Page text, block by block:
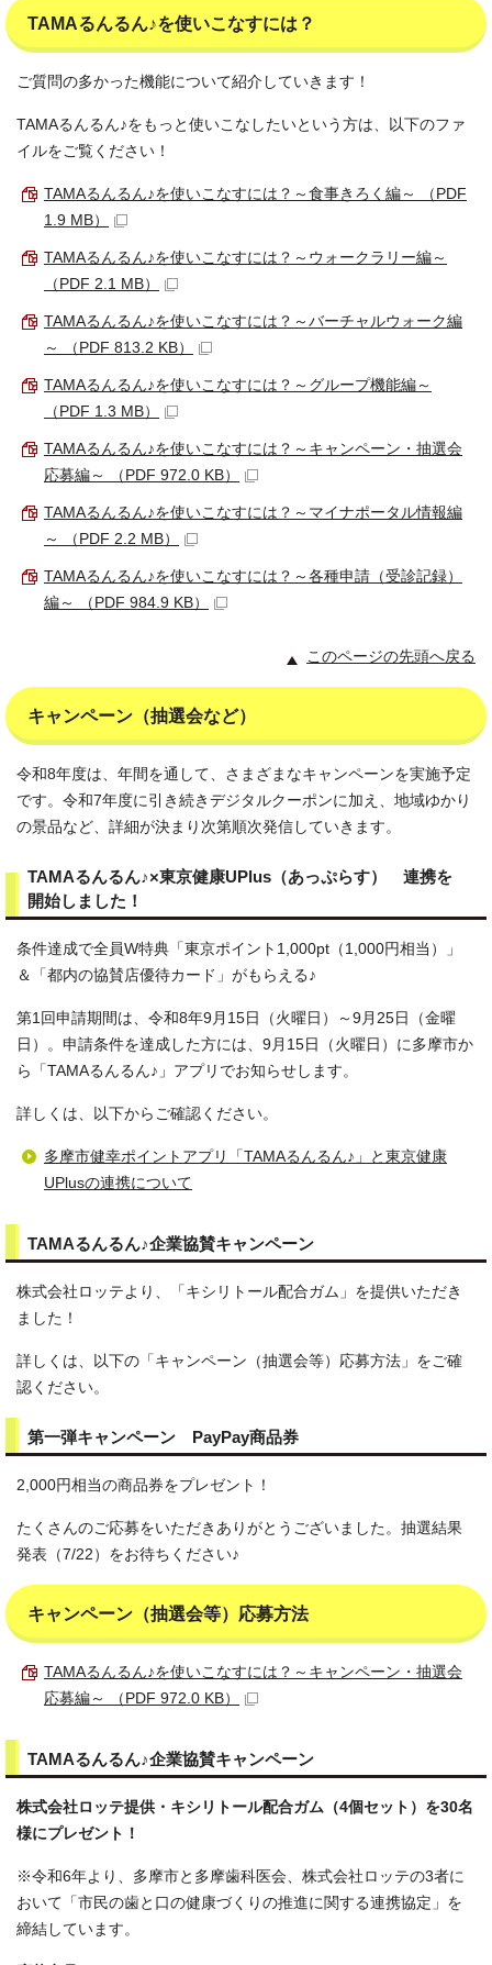
TAMAるんるん♪を使いこなすには？
ご質問の多かった機能について紹介していきます！
TAMAるんるん♪をもっと使いこなしたいという方は、以下のファ
イルをご覧ください！
TAMAるんるん♪を使いこなすには？～食事きろく編～ （PDF
1.9 MB）
TAMAるんるん♪を使いこなすには？～ウォークラリー編～
（PDF 2.1 MB）
TAMAるんるん♪を使いこなすには？～バーチャルウォーク編
～ （PDF 813.2 KB）
TAMAるんるん♪を使いこなすには？～グループ機能編～
（PDF 1.3 MB）
TAMAるんるん♪を使いこなすには？～キャンペーン・抽選会
応募編～ （PDF 972.0 KB）
TAMAるんるん♪を使いこなすには？～マイナポータル情報編
～ （PDF 2.2 MB）
TAMAるんるん♪を使いこなすには？～各種申請（受診記録）
編～ （PDF 984.9 KB）
このページの先頭へ戻る
キャンペーン（抽選会など）
令和8年度は、年間を通して、さまざまなキャンペーンを実施予定
です。令和7年度に引き続きデジタルクーポンに加え、地域ゆかり
の景品など、詳細が決まり次第順次発信していきます。
TAMAるんるん♪×東京健康UPlus（あっぷらす） 連携を
開始しました！
条件達成で全員W特典「東京ポイント1,000pt（1,000円相当）」
＆「都内の協賛店優待カード」がもらえる♪
第1回申請期間は、令和8年9月15日（火曜日）～9月25日（金曜
日）。申請条件を達成した方には、9月15日（火曜日）に多摩市か
ら「TAMAるんるん♪」アプリでお知らせします。
詳しくは、以下からご確認ください。
多摩市健幸ポイントアプリ「TAMAるんるん♪」と東京健康
UPlusの連携について
TAMAるんるん♪企業協賛キャンペーン
株式会社ロッテより、「キシリトール配合ガム」を提供いただき
ました！
詳しくは、以下の「キャンペーン（抽選会等）応募方法」をご確
認ください。
第一弾キャンペーン PayPay商品券
2,000円相当の商品券をプレゼント！
たくさんのご応募をいただきありがとうございました。抽選結果
発表（7/22）をお待ちください♪
キャンペーン（抽選会等）応募方法
TAMAるんるん♪を使いこなすには？～キャンペーン・抽選会
応募編～ （PDF 972.0 KB）
TAMAるんるん♪企業協賛キャンペーン
株式会社ロッテ提供・キシリトール配合ガム（4個セット）を30名
様にプレゼント！
※令和6年より、多摩市と多摩歯科医会、株式会社ロッテの3者に
おいて「市民の歯と口の健康づくりの推進に関する連携協定」を
締結しています。